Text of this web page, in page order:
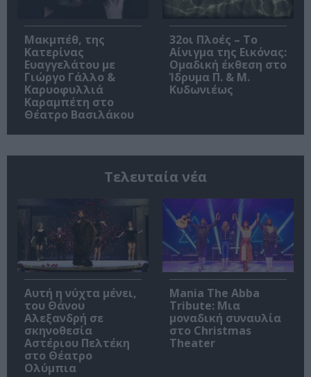
Μακμπέθ, της
Κατερίνας
Ευαγγελάτου με
Γιώργο Γάλλο &
Καρυοφυλλιά
Καραμπέτη στο
Θέατρο Βασιλάκου
32οι Πλοές – Το
Αίνιγμα της Εικόνας:
Ομαδική έκθεση στο
Ίδρυμα Π. & Μ.
Κυδωνιέως
Τελευταία νέα
Αυτή η νύχτα μένει,
του Θάνου
Αλεξανδρή σε
σκηνοθεσία
Αστέριου Πελτέκη
στο Θέατρο
Ολύμπια
Mania The Abba
Tribute: Μια
μοναδική συναυλία
στο Christmas
Theater